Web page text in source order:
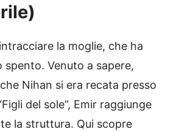
la moglie, che ha
spento. Venuto a sapere,
Nihan si era recata presso
del sole”, Emir raggiunge
la struttura. Qui scopre